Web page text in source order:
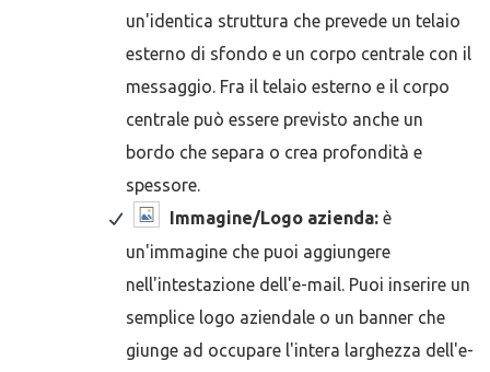
un'identica struttura che prevede un telaio
esterno di sfondo e un corpo centrale con il
messaggio. Fra il telaio esterno e il corpo
centrale può essere previsto anche un
bordo che separa o crea profondità e
spessore.
Immagine/Logo azienda: è
un'immagine che puoi aggiungere
nell'intestazione dell'e-mail. Puoi inserire un
semplice logo aziendale o un banner che
giunge ad occupare l'intera larghezza dell'e-